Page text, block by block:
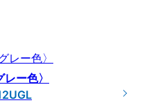
レー色〉